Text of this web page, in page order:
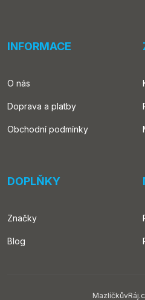
INFORMACE
O nás
Doprava a platby
Obchodní podmínky
DOPLŇKY
Značky
Blog